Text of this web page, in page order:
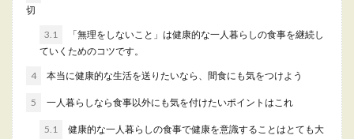
げるならば良...
一人暮らしにおすすめなレンジ料理の
メニューと便利なグッズ
切
3.1
「無理をしないこと」は健康的な一人暮らしの食事を継続し
ていくためのコツです。
4 本当に健康的な生活を送りたいなら、間食にも気をつけよう
5 一人暮らしなら食事以外にも気を付けたいポイントはこれ
5.1
健康的な一人暮らしの食事で健康を意識することはとても大